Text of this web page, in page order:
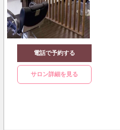
電話で予約する
サロン詳細を見る